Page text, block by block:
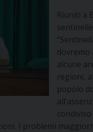
Riuniti a
dovremo
alcune
regioni,
popolo
I problemi